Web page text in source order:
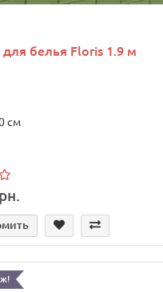
белья Floris 1.9 м
см